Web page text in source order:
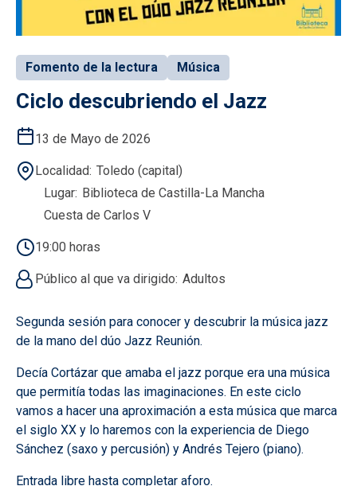
Fomento de la lectura Música
Ciclo descubriendo el Jazz
13 de Mayo de 2026
Localidad Toledo (capital)
Lugar Biblioteca de Castilla-La Mancha
Cuesta de Carlos V
19:00 horas
Público al que va dirigido Adultos
Segunda sesión para conocer y descubrir la música jazz
de la mano del dúo Jazz Reunión.
Decía Cortázar que amaba el jazz porque era una música
que permitía todas las imaginaciones. En este ciclo
vamos a hacer una aproximación a esta música que marca
el siglo XX y lo haremos con la experiencia de Diego
Sánchez (saxo y percusión) y Andrés Tejero (piano).
Entrada libre hasta completar aforo.